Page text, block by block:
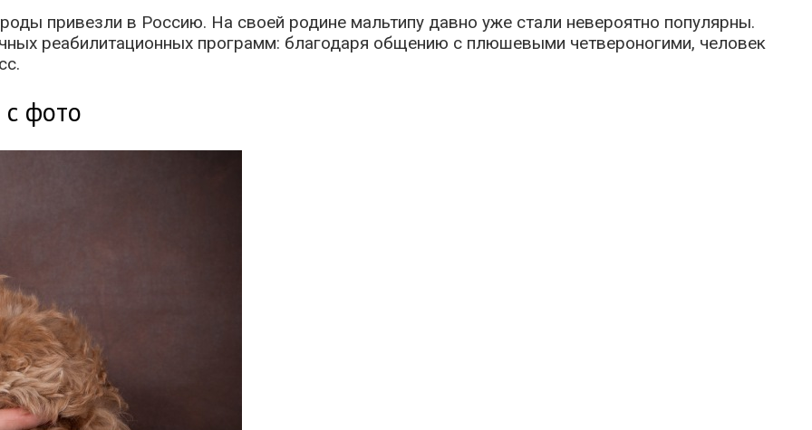
привезли в Россию. На своей родине мальтипу давно уже стали невероятно популярны.
реабилитационных программ: благодаря общению с плюшевыми четвероногими, человек
фото